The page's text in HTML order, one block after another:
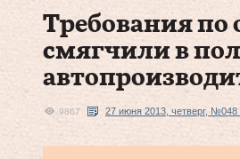
Требования
смягчили в
9867 27 июня 2013, четверг, №048